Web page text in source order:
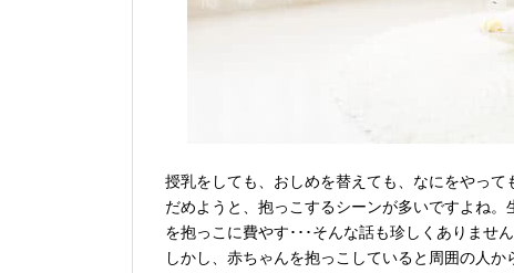
授乳をしても、おしめを替えても、なにをやっ
だめようと、抱っこするシーンが多いですよね
を抱っこに費やす･･･そんな話も珍しくありません
しかし、赤ちゃんを抱っこしていると周囲の人